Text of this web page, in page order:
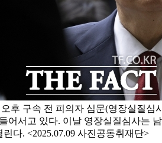
후 구속 전 피의자 심문(영장실질심
어서고 있다. 이날 영장실질심사는
다. <2025.07.09 사진공동취재단>